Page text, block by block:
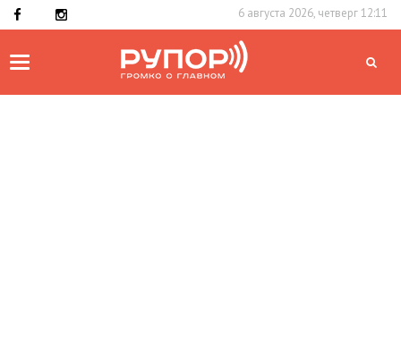
6 августа 2026, четверг 12:11
Toggle